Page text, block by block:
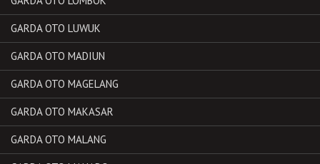
GARDA OTO LUWUK
GARDA OTO MADIUN
GARDA OTO MAGELANG
GARDA OTO MAKASAR
GARDA OTO MALANG